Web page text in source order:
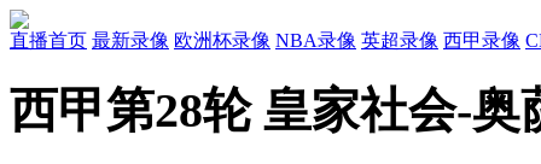
直播首页 最新录像 欧洲杯录像 NBA录像 英超录像 西甲录像
西甲第28轮 皇家社会-